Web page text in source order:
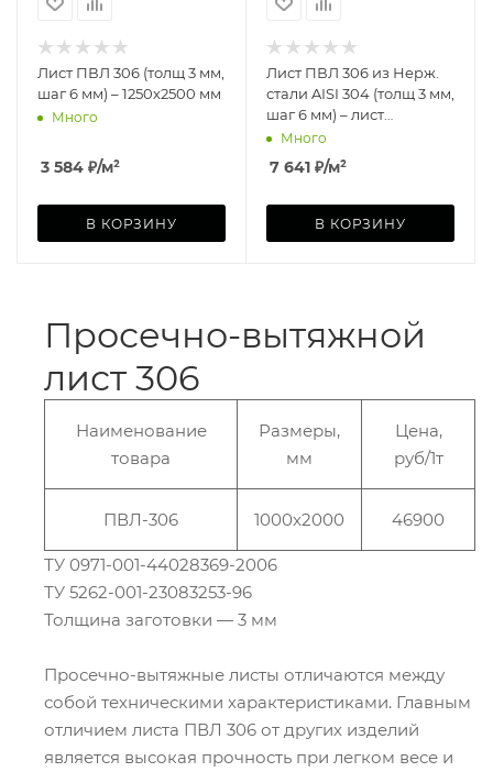
Лист ПВЛ 306 (толщ 3 мм,
шаг 6 мм) – 1250х2500 мм
Много
3 584 ₽/м²
В КОРЗИНУ
Лист ПВЛ 306 из Нерж.
стали AISI 304 (толщ 3 мм,
шаг 6 мм) – лист
1250х2500 мм
Много
7 641 ₽/м²
В КОРЗИНУ
Просечно-вытяжной
лист 306
Наименование
товара
Размеры,
мм
Цена,
руб/1т
ПВЛ-306 1000x2000 46900
ТУ 0971-001-44028369-2006
ТУ 5262-001-23083253-96
Толщина заготовки — 3 мм
Просечно-вытяжные листы отличаются между
собой техническими характеристиками. Главным
отличием листа ПВЛ 306 от других изделий
является высокая прочность при легком весе и